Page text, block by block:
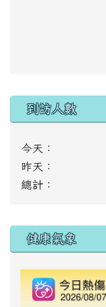
到訪人數
今天：
昨天：
總計：
右邊區域內容
健康氣象